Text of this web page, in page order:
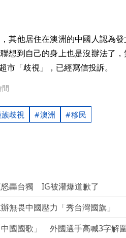
其他居住在澳洲的中國人認為
想到自己的身上也是沒辦法了
「歧視」，已經寫信投訴。
歧視 澳洲 移民
轟台獨 IG被灌爆道歉了
畏中國壓力「秀台灣國旗」
國國歌」 外國選手高喊3字解